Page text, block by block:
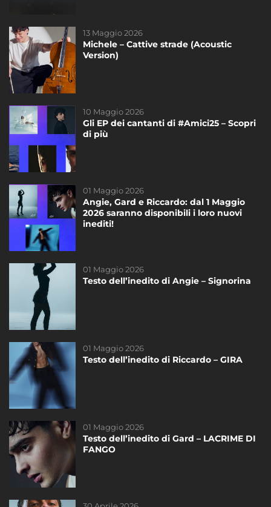
13 Maggio 2026
Michele – Cattive strade (Acoustic
Version)
10 Maggio 2026
Gli EP dei cantanti di #Amici25 – Scopri
di più
01 Maggio 2026
Angie, Gard e Riccardo: dal 1 Maggio
2026 saranno disponibili i loro nuovi
inediti!
01 Maggio 2026
Testo dell’inedito di Angie – Signorina
01 Maggio 2026
Testo dell’inedito di Riccardo – GIRA
01 Maggio 2026
Testo dell’inedito di Gard – LACRIME DI
FANGO
14 Novembre 2020
Freddy è sponsor tecnico di #Amici20!
23 Gennaio 2019
Testo dell’inedito di Giordana Angi
“Casa”
27 Gennaio 2026
I nuovi inediti dei cantanti di #Amici25:
ascoltali ora!
14 Marzo 2023
Testo dell’inedito di Federica – Scivola
21 Novembre 2020
Riassunto dello Speciale di sabato del
14 Maggio 2025
La finale di #Amici24 – Televoto!